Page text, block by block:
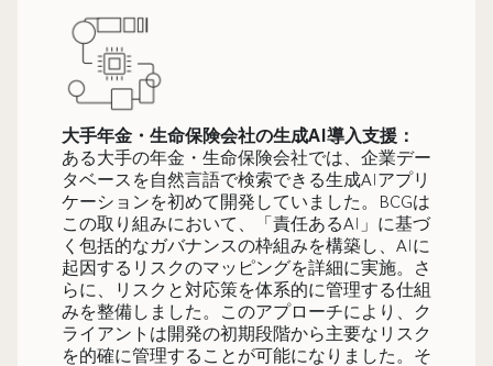
大手年金・生命保険会社の生成AI導入支援：
ある大手の年金・生命保険会社では、企業デー
タベースを自然言語で検索できる生成AIアプリ
ケーションを初めて開発していました。BCGは
この取り組みにおいて、「責任あるAI」に基づ
く包括的なガバナンスの枠組みを構築し、AIに
起因するリスクのマッピングを詳細に実施。さ
らに、リスクと対応策を体系的に管理する仕組
みを整備しました。このアプローチにより、ク
ライアントは開発の初期段階から主要なリスク
を的確に管理することが可能になりました。そ